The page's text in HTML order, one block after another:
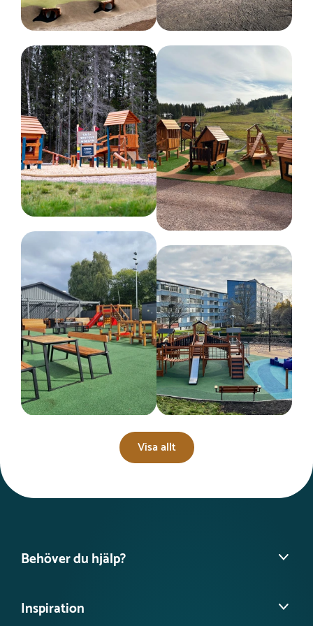
Visa allt
Behöver du hjälp?
Vanliga frågor
Inspiration